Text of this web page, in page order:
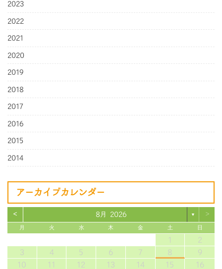
2023
2022
2021
2020
2019
2018
2017
2016
2015
2014
アーカイブカレンダー
< 8月 2026 ▼ >
月 火 水 木 金 土 日
1
2
3
4 5 6 7 8
9
10
11 12 13 14 15
16